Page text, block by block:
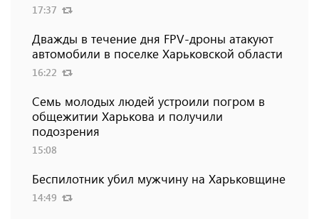
17:37
Дважды в течение дня FPV-дроны атакуют
автомобили в поселке Харьковской области
16:22
Семь молодых людей устроили погром в
общежитии Харькова и получили
подозрения
15:08
Беспилотник убил мужчину на Харьковщине
14:49